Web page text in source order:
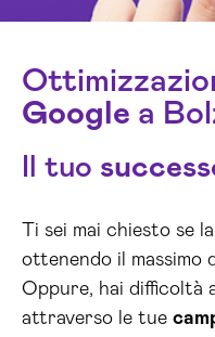
Google a
Il tuo
Ti sei mai chiesto se
ottenendo il massimo
Oppure, hai difficoltà
attraverso le tue